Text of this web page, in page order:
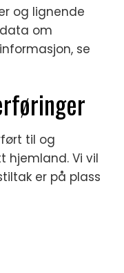
og lignende
om
se
til og
hjemland. Vi vil
er på plass